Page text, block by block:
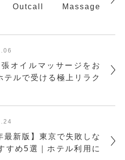
Outcall Massage
オイルマッサージをお
ルで受ける極上リラク
最新版】東京で失敗しな
すめ5選｜ホテル利用に